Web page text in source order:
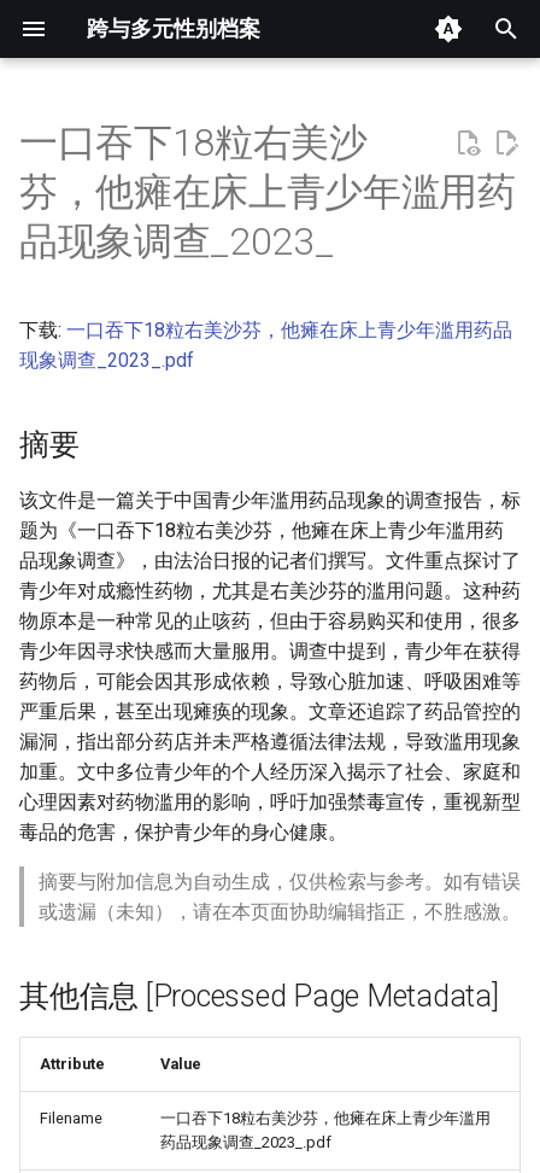
跨与多元性别档案
开
始
索
其他信息 [Processed Page
Metadata]
一口吞下18粒右美沙
芬，他瘫在床上青少年滥用药
品现象调查_2023_
下载: 一口吞下18粒右美沙芬，他瘫在床上青少年滥用药品
现象调查_2023_.pdf
摘要
该文件是一篇关于中国青少年滥用药品现象的调查报告，标
题为《一口吞下18粒右美沙芬，他瘫在床上青少年滥用药
品现象调查》，由法治日报的记者们撰写。文件重点探讨了
青少年对成瘾性药物，尤其是右美沙芬的滥用问题。这种药
物原本是一种常见的止咳药，但由于容易购买和使用，很多
青少年因寻求快感而大量服用。调查中提到，青少年在获得
药物后，可能会因其形成依赖，导致心脏加速、呼吸困难等
严重后果，甚至出现瘫痪的现象。文章还追踪了药品管控的
漏洞，指出部分药店并未严格遵循法律法规，导致滥用现象
加重。文中多位青少年的个人经历深入揭示了社会、家庭和
心理因素对药物滥用的影响，呼吁加强禁毒宣传，重视新型
毒品的危害，保护青少年的身心健康。
摘要与附加信息为自动生成，仅供检索与参考。如有错误
或遗漏（未知），请在本页面协助编辑指正，不胜感激。
其他信息 [Processed Page Metadata]
Attribute Value
Filename
一口吞下18粒右美沙芬，他瘫在床上青少年滥用
药品现象调查_2023_.pdf